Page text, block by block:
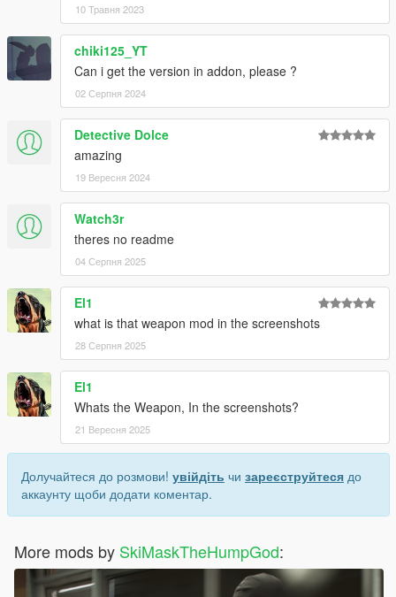
10 Травня 2023
chiki125_YT
Can i get the version in addon, please ?
02 Серпня 2024
Detective Dolce
amazing
19 Вересня 2024
Watch3r
theres no readme
04 Серпня 2025
El1
what is that weapon mod in the screenshots
28 Серпня 2025
El1
Whats the Weapon, In the screenshots?
21 Вересня 2025
Долучайтеся до розмови! увійдіть чи зареєструйтеся до
аккаунту щоби додати коментар.
More mods by SkiMaskTheHumpGod: